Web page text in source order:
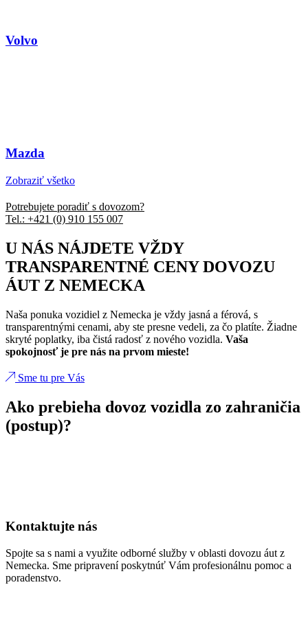
Volvo
Mazda
Zobraziť všetko
Potrebujete poradiť s dovozom?
Tel.: +421 (0) 910 155 007
U NÁS NÁJDETE VŽDY
TRANSPARENTNÉ CENY DOVOZU
ÁUT Z NEMECKA
Naša ponuka vozidiel z Nemecka je vždy jasná a férová, s
transparentnými cenami, aby ste presne vedeli, za čo platíte. Žiadne
skryté poplatky, iba čistá radosť z nového vozidla. Vaša
spokojnosť je pre nás na prvom mieste!
Sme tu pre Vás
Ako prebieha dovoz vozidla zo zahraničia
(postup)?
Kontaktujte nás
Spojte sa s nami a využite odborné služby v oblasti dovozu áut z
Nemecka. Sme pripravení poskytnúť Vám profesionálnu pomoc a
poradenstvo.